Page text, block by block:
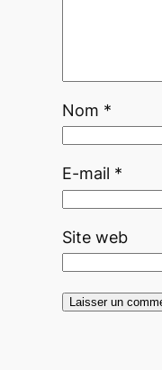
Nom *
E-mail *
Site web